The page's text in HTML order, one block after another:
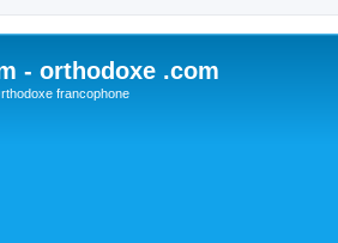
- orthodoxe .com
francophone